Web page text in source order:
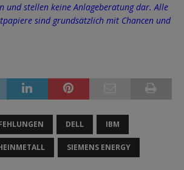
und stellen keine Anlageberatung dar. Alle
sind grundsätzlich mit Chancen und
DELL IBM
SIEMENS ENERGY